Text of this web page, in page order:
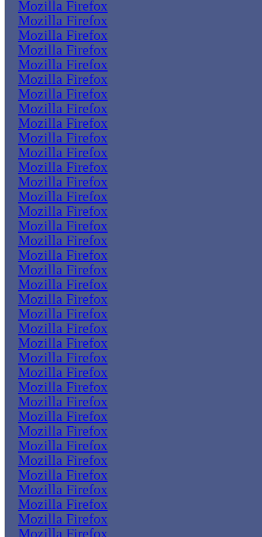
Mozilla Firefox
Mozilla Firefox
Mozilla Firefox
Mozilla Firefox
Mozilla Firefox
Mozilla Firefox
Mozilla Firefox
Mozilla Firefox
Mozilla Firefox
Mozilla Firefox
Mozilla Firefox
Mozilla Firefox
Mozilla Firefox
Mozilla Firefox
Mozilla Firefox
Mozilla Firefox
Mozilla Firefox
Mozilla Firefox
Mozilla Firefox
Mozilla Firefox
Mozilla Firefox
Mozilla Firefox
Mozilla Firefox
Mozilla Firefox
Mozilla Firefox
Mozilla Firefox
Mozilla Firefox
Mozilla Firefox
Mozilla Firefox
Mozilla Firefox
Mozilla Firefox
Mozilla Firefox
Mozilla Firefox
Mozilla Firefox
Mozilla Firefox
Mozilla Firefox
Mozilla Firefox